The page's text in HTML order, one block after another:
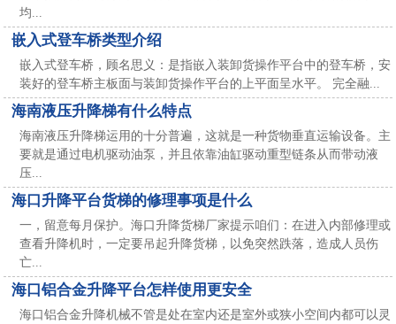
均...
嵌入式登车桥类型介绍
嵌入式登车桥，顾名思义：是指嵌入装卸货操作平台中的登车桥，安
装好的登车桥主板面与装卸货操作平台的上平面呈水平。 完全融...
海南液压升降梯有什么特点
海南液压升降梯运用的十分普遍，这就是一种货物垂直运输设备。主
要就是通过电机驱动油泵，并且依靠油缸驱动重型链条从而带动液
压...
海口升降平台货梯的修理事项是什么
一，留意每月保护。海口升降货梯厂家提示咱们：在进入内部修理或
查看升降机时，一定要吊起升降货梯，以免突然跌落，造成人员伤
亡...
海口铝合金升降平台怎样使用更安全
海口铝合金升降机械不管是处在室内还是室外或狭小空间内都可以灵